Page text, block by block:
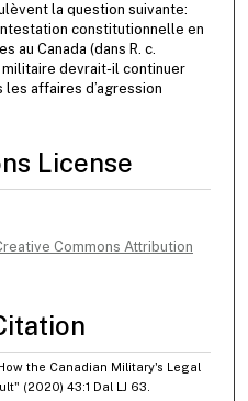
la question suivante:
constitutionnelle en
au Canada (dans R. c.
devrait-il continuer
les affaires d’agression
License
Commons Attribution
the Canadian Military's Legal
(2020) 43:1 Dal LJ 63.